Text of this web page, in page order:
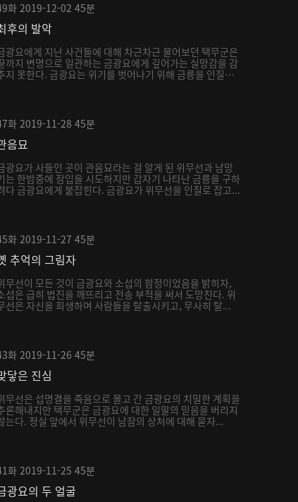
화 2019-12-02 45분
후의 발악
광요에게 지난 사건들에 대해 차근차근 물어보던 택무군은
까지 변명으로 일관하는 금광요에게 깊어가는 실망감을 감
지 못한다. 금광요는 위기를 벗어나기 위해 금릉을 인질
화 2019-11-28 45분
음묘
광요가 사들인 곳이 관음묘라는 걸 알게 된 위무선과 남망
는 한밤중에 잠입을 시도하지만 갑자기 나타난 금릉을 구하
다 금광요에게 붙잡힌다. 금광요가 위무선을 인질로 잡고...
화 2019-11-27 45분
추억의 그림자
무선이 모든 것이 금광요와 소섭의 함정이었음을 밝히자,
섭은 급히 법진을 깨뜨리고 전송 부적을 써서 도망친다. 위
선은 자신을 희생하며 사람들을 탈출시키고, 무사히 탈...
화 2019-11-26 45분
닿은 진심
무선은 섭명결을 죽음으로 몰고 간 금광요의 치밀한 계획을
론해내지만 택무군은 금광요에 대한 일말의 믿음을 버리지
는다. 정실 앞에서 위무선이 남잠의 상처에 대해 묻자...
화 2019-11-25 45분
광요의 두 얼굴